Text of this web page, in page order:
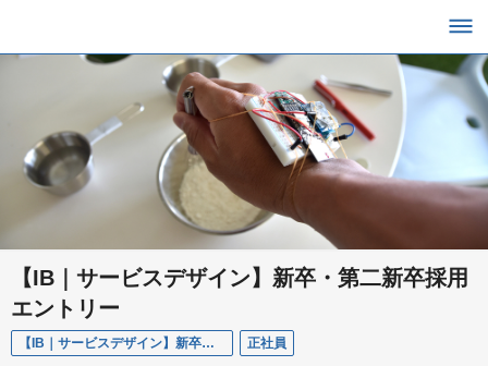
【IB｜サービスデザイン】新卒・第二新卒採用
エントリー
【IB｜サービスデザイン】新卒・第二新卒採用エントリー 正社員